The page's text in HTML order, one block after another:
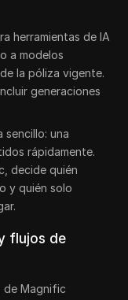
herramientas de IA
a modelos
la póliza vigente.
generaciones
sencillo: una
rápidamente.
decide quién
y quién solo
flujos de
de Magnific